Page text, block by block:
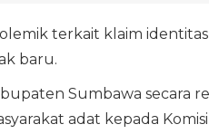
terkait klaim identitas
baru.
Sumbawa secara
adat kepada